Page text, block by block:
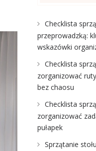
Checklista
przeprowadzką:
wskazówki
Checklista
zorganizować
bez chaosu
Checklista
zorganizować
pułapek
Sprzątanie